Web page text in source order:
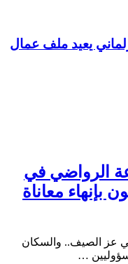
يعيد ملف عمال
الرواضي في
بإنهاء معاناة
عز الصيف.. والسكان
…